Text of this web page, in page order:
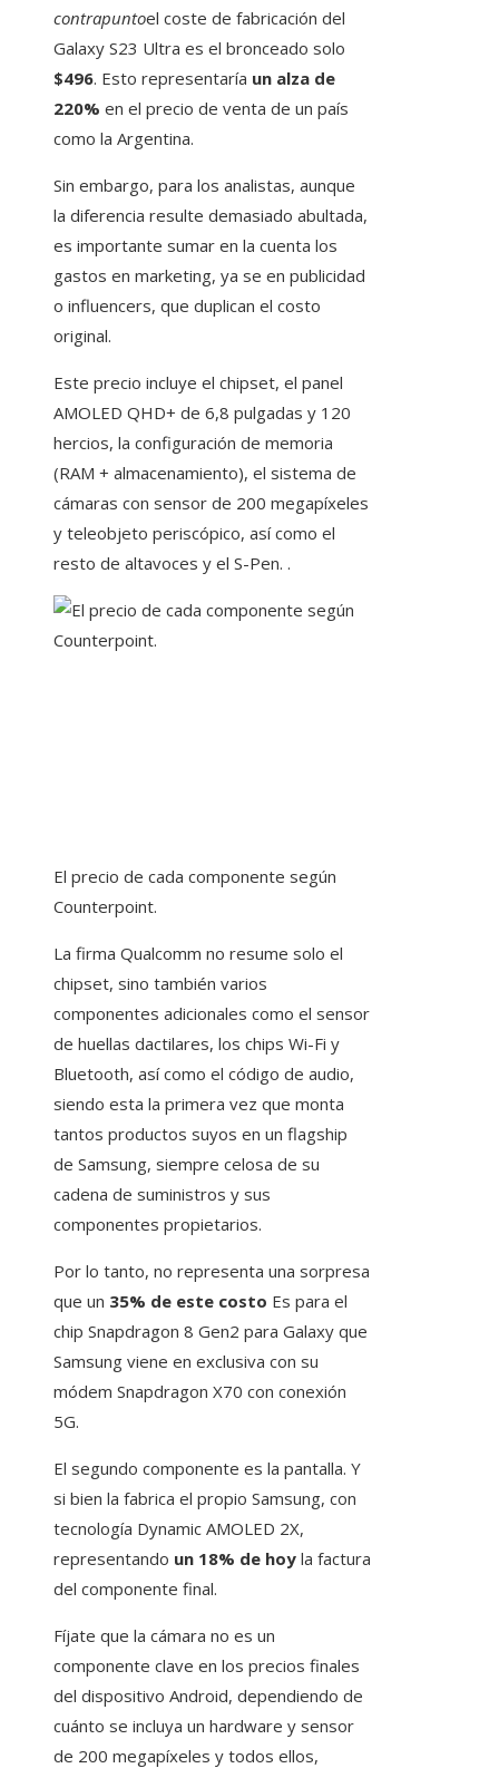
contrapuntoel coste de fabricación del
Galaxy S23 Ultra es el bronceado solo
$496. Esto representaría un alza de
220% en el precio de venta de un país
como la Argentina.
Sin embargo, para los analistas, aunque
la diferencia resulte demasiado abultada,
es importante sumar en la cuenta los
gastos en marketing, ya se en publicidad
o influencers, que duplican el costo
original.
Este precio incluye el chipset, el panel
AMOLED QHD+ de 6,8 pulgadas y 120
hercios, la configuración de memoria
(RAM + almacenamiento), el sistema de
cámaras con sensor de 200 megapíxeles
y teleobjeto periscópico, así como el
resto de altavoces y el S-Pen. .
El precio de cada componente según
Counterpoint.
La firma Qualcomm no resume solo el
chipset, sino también varios
componentes adicionales como el sensor
de huellas dactilares, los chips Wi-Fi y
Bluetooth, así como el código de audio,
siendo esta la primera vez que monta
tantos productos suyos en un flagship
de Samsung, siempre celosa de su
cadena de suministros y sus
componentes propietarios.
Por lo tanto, no representa una sorpresa
que un 35% de este costo Es para el
chip Snapdragon 8 Gen2 para Galaxy que
Samsung viene en exclusiva con su
módem Snapdragon X70 con conexión
5G.
El segundo componente es la pantalla. Y
si bien la fabrica el propio Samsung, con
tecnología Dynamic AMOLED 2X,
representando un 18% de hoy la factura
del componente final.
Fíjate que la cámara no es un
componente clave en los precios finales
del dispositivo Android, dependiendo de
cuánto se incluya un hardware y sensor
de 200 megapíxeles y todos ellos,